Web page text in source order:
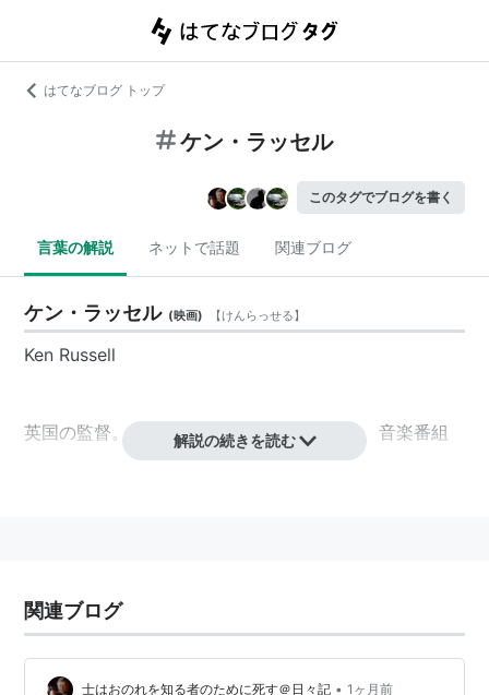
はてなブログ トップ
ケン・ラッセル
このタグでブログを書く
言葉の解説 ネットで話題 関連ブログ
ケン・ラッセル (映画) 【けんらっせる】
Ken Russell
英国の監督。TV、映画、ドキュメンタリー、音楽番組
など多数演出。オペラ演出なども手掛ける。
主な監督作
解説の続きを読む
関連ブログ
士はおのれを知る者のために死す＠日々記 • 1ヶ月前